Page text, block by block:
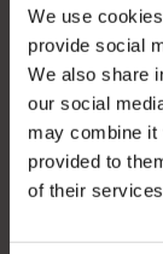
We use
provide social
We also share
our social
may combine it
provided to
of their
Contact details
Opening hours